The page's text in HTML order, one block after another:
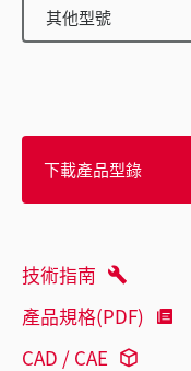
其他型號
下載產品型錄
技術指南
產品規格(PDF)
CAD / CAE